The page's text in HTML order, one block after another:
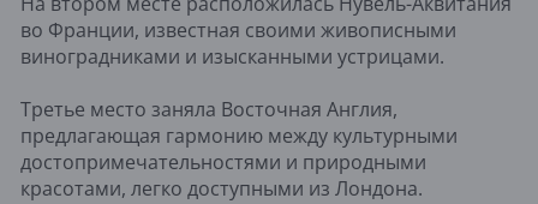
во Франции, известная своими живописными
виноградниками и изысканными устрицами.
Третье место заняла Восточная Англия,
предлагающая гармонию между культурными
достопримечательностями и природными
красотами, легко доступными из Лондона.